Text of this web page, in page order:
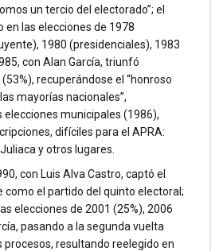
un tercio del electorado”; el
en las elecciones de 1978
1980 (presidenciales), 1983
con Alan García, triunfó
recuperándose el “honroso
mayorías nacionales”,
elecciones municipales (1986),
difíciles para el APRA:
y otros lugares.
con Luis Alva Castro, captó el
como el partido del quinto electoral;
elecciones de 2001 (25%), 2006
pasando a la segunda vuelta
procesos, resultando reelegido en